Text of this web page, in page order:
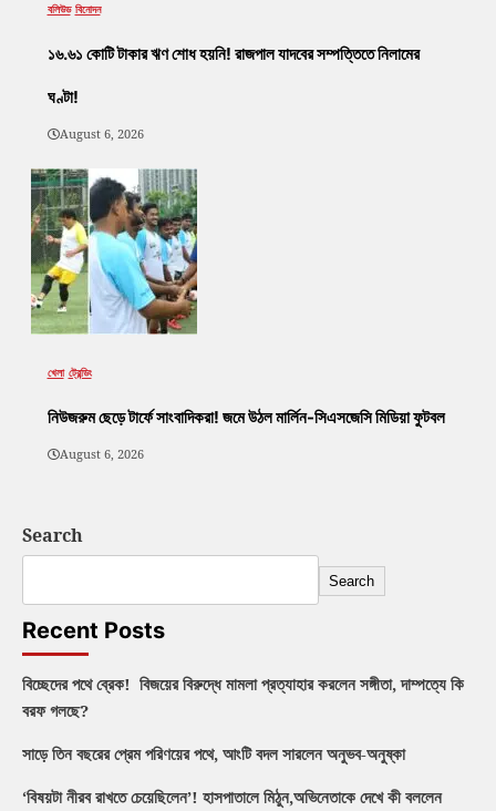
বলিউড বিনোদন
১৬.৬১ কোটি টাকার ঋণ শোধ হয়নি! রাজপাল যাদবের সম্পত্তিতে নিলামের
ঘণ্টা!
August 6, 2026
খেলা ট্রেন্ডিং
নিউজরুম ছেড়ে টার্ফে সাংবাদিকরা! জমে উঠল মার্লিন-সিএসজেসি মিডিয়া ফুটবল
August 6, 2026
Search
Search
Recent Posts
বিচ্ছেদের পথে ব্রেক! বিজয়ের বিরুদ্ধে মামলা প্রত্যাহার করলেন সঙ্গীতা, দাম্পত্যে কি
বরফ গলছে?
সাড়ে তিন বছরের প্রেম পরিণয়ের পথে, আংটি বদল সারলেন অনুভব-অনুষ্কা
‘বিষয়টা নীরব রাখতে চেয়েছিলেন’! হাসপাতালে মিঠুন,অভিনেতাকে দেখে কী বললেন